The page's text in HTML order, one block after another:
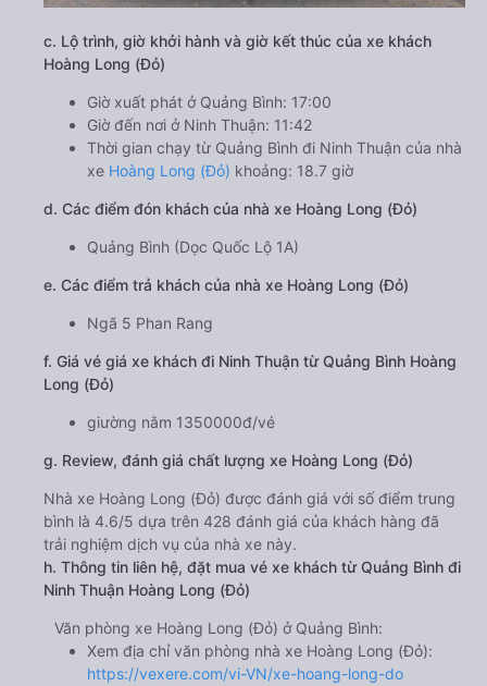
c. Lộ trình, giờ khởi hành và giờ kết thúc của xe khách
Hoàng Long (Đỏ)
Giờ xuất phát ở Quảng Bình: 17:00
Giờ đến nơi ở Ninh Thuận: 11:42
Thời gian chạy từ Quảng Bình đi Ninh Thuận của nhà
xe Hoàng Long (Đỏ) khoảng: 18.7 giờ
d. Các điểm đón khách của nhà xe Hoàng Long (Đỏ)
Quảng Bình (Dọc Quốc Lộ 1A)
e. Các điểm trả khách của nhà xe Hoàng Long (Đỏ)
Ngã 5 Phan Rang
f. Giá vé giá xe khách đi Ninh Thuận từ Quảng Bình Hoàng
Long (Đỏ)
giường nằm 1350000đ/vé
g. Review, đánh giá chất lượng xe Hoàng Long (Đỏ)
Nhà xe Hoàng Long (Đỏ) được đánh giá với số điểm trung
bình là 4.6/5 dựa trên 428 đánh giá của khách hàng đã
trải nghiệm dịch vụ của nhà xe này.
h. Thông tin liên hệ, đặt mua vé xe khách từ Quảng Bình đi
Ninh Thuận Hoàng Long (Đỏ)
Văn phòng xe Hoàng Long (Đỏ) ở Quảng Bình:
Xem địa chỉ văn phòng nhà xe Hoàng Long (Đỏ):
https://vexere.com/vi-VN/xe-hoang-long-do